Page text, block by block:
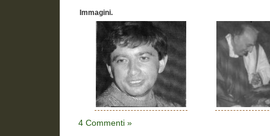
Immagini.
4 Commenti »